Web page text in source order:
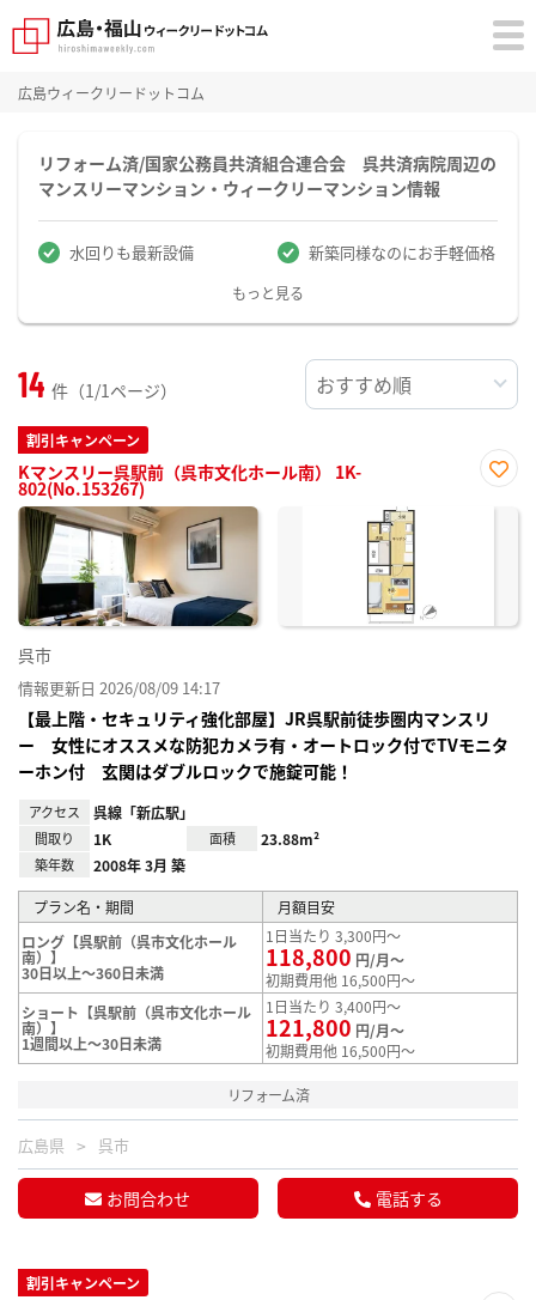
広島ウィークリードットコム
リフォーム済/国家公務員共済組合連合会 呉共済病院周辺の
マンスリーマンション・ウィークリーマンション情報
水回りも最新設備 新築同様なのにお手軽価格
もっと見る
14 件（1/1ページ）
割引キャンペーン
Kマンスリー呉駅前（呉市文化ホール南） 1K-
802(No.153267)
に入
呉市
情報更新日 2026/08/09 14:17
【最上階・セキュリティ強化部屋】JR呉駅前徒歩圏内マンスリ
ー 女性にオススメな防犯カメラ有・オートロック付でTVモニタ
ーホン付 玄関はダブルロックで施錠可能！
アクセス 呉線「新広駅」
間取り 1K 面積 23.88m²
築年数 2008年 3月 築
プラン名・期間
月額目安
ロング【呉駅前（呉市文化ホール
南）】
30日以上～360日未満
1日当たり 3,300円～
118,800 円/月～
初期費用他 16,500円～
ショート【呉駅前（呉市文化ホール
南）】
1週間以上～30日未満
1日当たり 3,400円～
121,800 円/月～
初期費用他 16,500円～
リフォーム済
広島県 呉市
お問合わせ 電話する
割引キャンペーン